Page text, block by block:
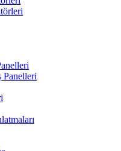
Panelleri